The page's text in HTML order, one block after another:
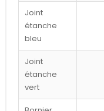
Joint
étanche
bleu
Joint
étanche
vert